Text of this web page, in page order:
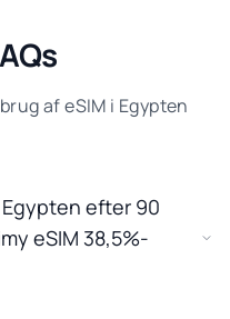
af eSIM i Egypten
efter 90
eSIM 38,5%-